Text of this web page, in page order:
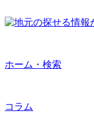
ホーム・検索
コラム